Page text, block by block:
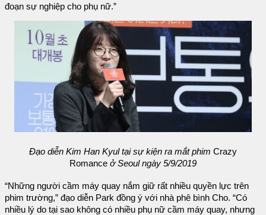
đoạn sự nghiệp cho phụ nữ.”
Đạo diễn Kim Han Kyul tại sự kiện ra mắt phim Crazy
Romance ở Seoul ngày 5/9/2019
“Những người cầm máy quay nắm giữ rất nhiều quyền lực trên
phim trường,” đạo diễn Park đồng ý với nhà phê bình Cho. “Có
nhiều lý do tại sao không có nhiều phụ nữ cầm máy quay, nhưng